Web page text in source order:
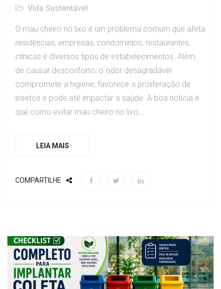
Vida Sustentável
O mau cheiro no lixo é um problema comum que afeta
residências, empresas, condomínios, restaurantes,
clínicas e diversos tipos de estabelecimentos. Além
de causar desconforto, o odor desagradável
compromete a higiene, favorece a proliferação de
insetos e pode até impactar a saúde. A boa notícia é
que como evitar mau cheiro no lixo...
LEIA MAIS
COMPARTILHE